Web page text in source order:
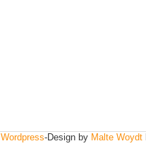
Wordpress-Design by Malte Woydt